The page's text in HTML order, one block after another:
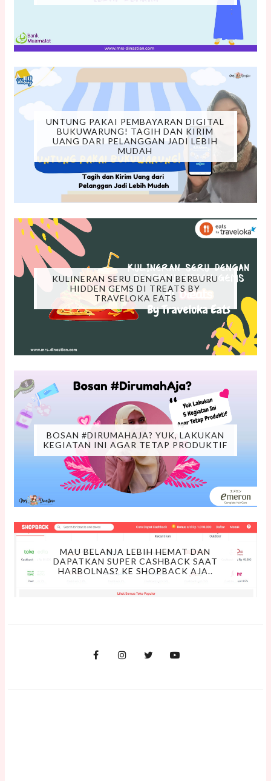
UNTUNG PAKAI PEMBAYARAN DIGITAL
BUKUWARUNG! TAGIH DAN KIRIM
UANG DARI PELANGGAN JADI LEBIH
MUDAH
KULINERAN SERU DENGAN BERBURU
HIDDEN GEMS DI TREATS BY
TRAVELOKA EATS
BOSAN #DIRUMAHAJA? YUK, LAKUKAN
KEGIATAN INI AGAR TETAP PRODUKTIF
MAU BELANJA LEBIH HEMAT DAN
DAPATKAN SUPER CASHBACK SAAT
HARBOLNAS? KE SHOPBACK AJA..